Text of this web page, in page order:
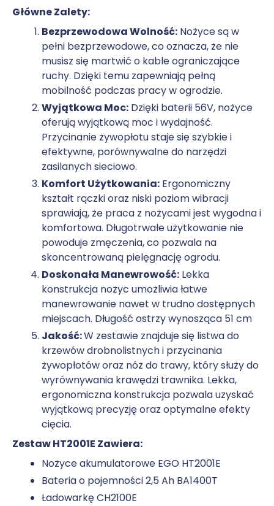
Główne Zalety:
Bezprzewodowa Wolność: Nożyce są w
pełni bezprzewodowe, co oznacza, że nie
musisz się martwić o kable ograniczające
ruchy. Dzięki temu zapewniają pełną
mobilność podczas pracy w ogrodzie.
Wyjątkowa Moc: Dzięki baterii 56V, nożyce
oferują wyjątkową moc i wydajność.
Przycinanie żywopłotu staje się szybkie i
efektywne, porównywalne do narzędzi
zasilanych sieciowo.
Komfort Użytkowania: Ergonomiczny
kształt rączki oraz niski poziom wibracji
sprawiają, że praca z nożycami jest wygodna i
komfortowa. Długotrwałe użytkowanie nie
powoduje zmęczenia, co pozwala na
skoncentrowaną pielęgnację ogrodu.
Doskonała Manewrowość: Lekka
konstrukcja nożyc umożliwia łatwe
manewrowanie nawet w trudno dostępnych
miejscach. Długość ostrzy wynosząca 51 cm
Jakość:W zestawie znajduje się listwa do
krzewów drobnolistnych i przycinania
żywopłotów oraz nóż do trawy, który służy do
wyrównywania krawędzi trawnika. Lekka,
ergonomiczna konstrukcja pozwala uzyskać
wyjątkową precyzję oraz optymalne efekty
cięcia.
Zestaw HT2001E Zawiera:
Nożyce akumulatorowe EGO HT2001E
Bateria o pojemności 2,5 Ah BA1400T
Ładowarkę CH2100E